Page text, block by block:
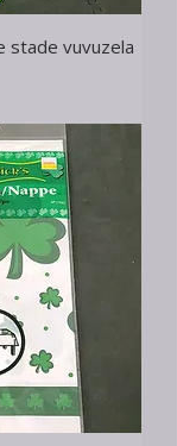
stade vuvuzela